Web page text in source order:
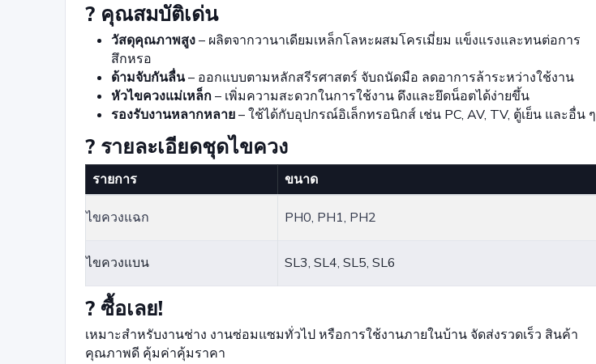
? คุณสมบัติเด่น
วัสดุคุณภาพสูง– ผลิตจากวานาเดียมเหล็กโลหะผสมโครเมี่ยม แข็งแรงและทนต่อการ
สึกหรอ
ด้ามจับกันลื่น– ออกแบบตามหลักสรีรศาสตร์ จับถนัดมือ ลดอาการล้าระหว่างใช้งาน
หัวไขควงแม่เหล็ก– เพิ่มความสะดวกในการใช้งาน ดึงและยึดน็อตได้ง่ายขึ้น
รองรับงานหลากหลาย– ใช้ได้กับอุปกรณ์อิเล็กทรอนิกส์ เช่น PC, AV, TV, ตู้เย็น และอื่น ๆ
? รายละเอียดชุดไขควง
รายการ ขนาด
ไขควงแฉก PH0, PH1, PH2
ไขควงแบน SL3, SL4, SL5, SL6
?️ ซื้อเลย!
เหมาะสำหรับงานช่าง งานซ่อมแซมทั่วไป หรือการใช้งานภายในบ้าน จัดส่งรวดเร็ว สินค้า
คุณภาพดี คุ้มค่าคุ้มราคา